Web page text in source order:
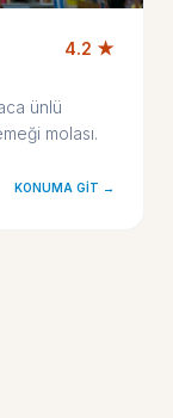
4.2 ★
ünlü
molası.
KONUMA GIT →